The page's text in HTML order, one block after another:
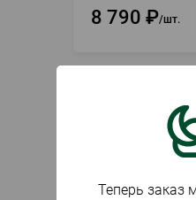
8 790 ₽ шт.
Теперь заказ